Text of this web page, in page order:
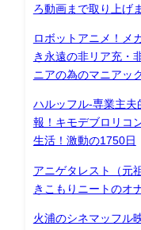
ろ動画まで取り上げ
ロボットアニメ！メ
き永遠の非リア充・
ニアの為のマニアッ
ハルッフル-専業主夫
報！キモデブロリコ
生活！激動の1750日
アニゲタレスト（元
きこもりニートのオ
火浦のシネマッフル